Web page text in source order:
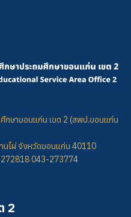
กษาขอนแก่น เขต 2 (สพป.ขอนแก่น
นไผ่ จังหวัดขอนแก่น 40110
043-273774
2